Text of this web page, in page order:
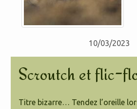
10/03/2023
Scroutch et flic-
Titre bizarre… Tendez l’oreille